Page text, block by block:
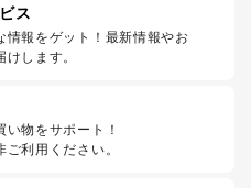
ス
情報をゲット！最新情報やお
します。
物をサポート！
利用ください。